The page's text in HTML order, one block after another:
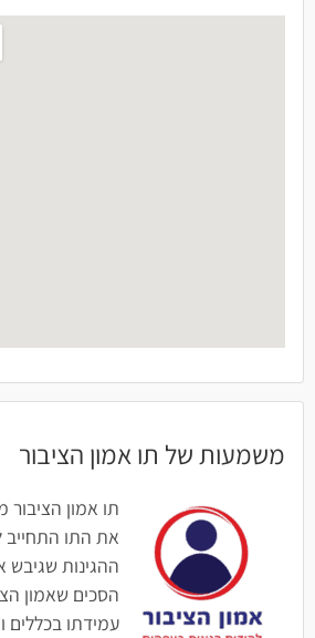
משמעות של תו אמון הציבור
תו אמון
את התו התחייב
ההגינות שגיבש
הסכים שאמון
עמידתו בכללים